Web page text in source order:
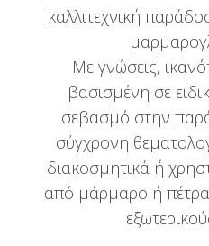
καλλιτεχνική
Με γνώσεις,
βασισμένη σε
σεβασμό στην
σύγχρονη
διακοσμητικά ή
από μάρμαρο ή πέτρα